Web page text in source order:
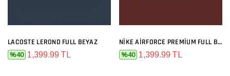
LACOSTE LEROND FULL BEYAZ
%40 1,399.99 TL
NIKE AIRFORCE PREMIUM FULL BEYAZ
%40 1,399.99 TL